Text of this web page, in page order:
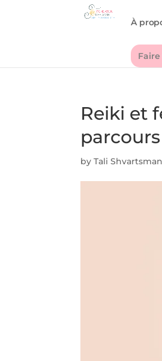
À
Reiki et
parcours
byTali Shvartsman